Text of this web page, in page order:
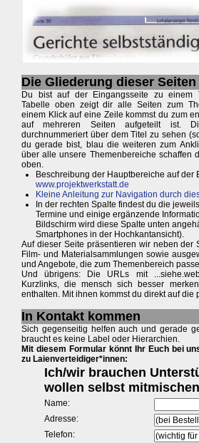
Die Gliederung dieser Seiten
Du bist auf der Eingangsseite zu einem
Tabelle oben zeigt dir alle Seiten zum
einem Klick auf eine Zeile kommst du zum
auf mehreren Seiten aufgeteilt ist.
durchnummeriert über dem Titel zu sehen
du gerade bist, blau die weiteren zum
über alle unsere Themenbereiche schaffen
oben.
Beschreibung der Hauptbereiche auf der
www.projektwerkstatt.de
Kleine Anleitung zur Navigation durch
In der rechten Spalte findest du die
Termine und einige ergänzende
Bildschirm wird diese Spalte unten
Smartphones in der Hochkantansicht).
Auf dieser Seite präsentieren wir neben der
Film- und Materialsammlungen sowie
und Angebote, die zum Themenbereich
Und übrigens: Die URLs mit
Kurzlinks, die mensch sich besser
enthalten. Mit ihnen kommst du direkt auf die
In Kontakt kommen
Sich gegenseitig helfen auch und gerade
braucht es keine Label oder Hierarchien.
Mit diesem Formular könnt Ihr Euch bei
zu Laienverteidiger*innen: